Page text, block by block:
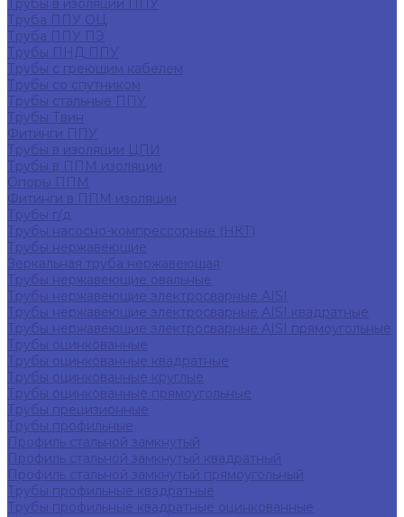
Трубы в изоляции ППУ
Труба ППУ ОЦ
Труба ППУ ПЭ
Трубы ПНД ППУ
Трубы с греющим кабелем
Трубы со спутником
Трубы стальные ППУ
Трубы Твин
Фитинги ППУ
Трубы в изоляции ЦПИ
Трубы в ППМ изоляции
Опоры ППМ
Фитинги в ППМ изоляции
Трубы г/д
Трубы насосно-компрессорные (НКТ)
Трубы нержавеющие
Зеркальная труба нержавеющая
Трубы нержавеющие овальные
Трубы нержавеющие электросварные AISI
Трубы нержавеющие электросварные AISI квадратные
Трубы нержавеющие электросварные AISI прямоугольные
Трубы оцинкованные
Трубы оцинкованные квадратные
Трубы оцинкованные круглые
Трубы оцинкованные прямоугольные
Трубы прецизионные
Трубы профильные
Профиль стальной замкнутый
Профиль стальной замкнутый квадратный
Профиль стальной замкнутый прямоугольный
Трубы профильные квадратные
Трубы профильные квадратные оцинкованные